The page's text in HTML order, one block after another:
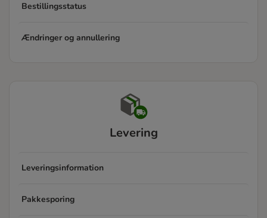
Bestillingsstatus
Ændringer og annullering
Levering
Leveringsinformation
Pakkesporing